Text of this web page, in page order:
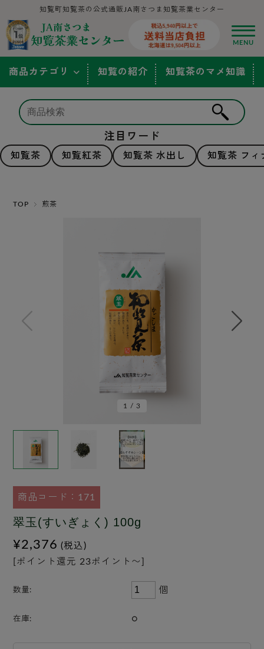
知覧町知覧茶の公式通販JA南さつま知覧茶業センター
商品カテゴリ 知覧の紹介 知覧茶のマメ知識
注目ワード
知覧茶 知覧紅茶 知覧茶 水出し 知覧茶 フィ
TOP 煎茶
1 / 3
商品コード：171
翠玉(すいぎょく) 100g
¥2,376 (税込)
[ポイント還元 23ポイント〜]
数量: 個
在庫: ○